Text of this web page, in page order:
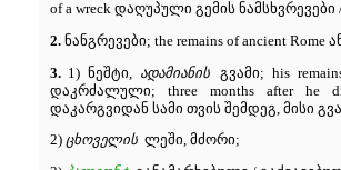
of a wreck დაღუპული გემის ნამსხვრევები
2.ნანგრევები; the remains of ancient Rome
3.1) ნეშტი, ადამიანის
გვამი; his
დაკრძალული; three months after he
დაკარგვიდან სამი თვის შემდეგ, მისი
2) ცხოველის ლეში, მძორი;